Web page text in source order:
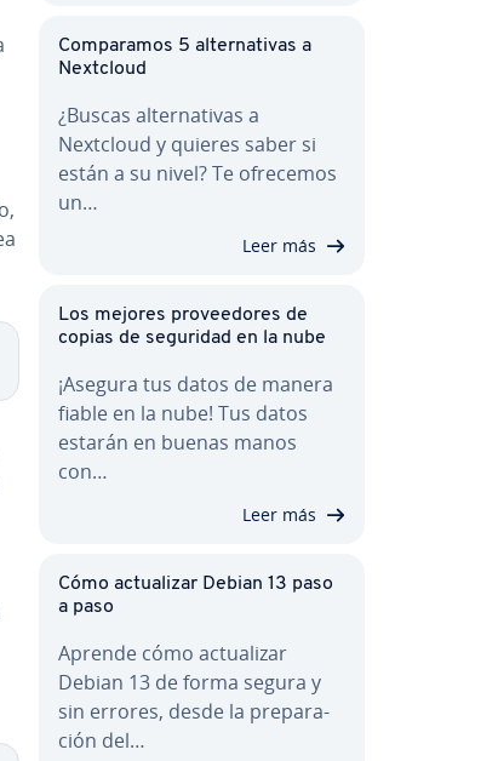
Co­m­pa­ra­mos 5 al­te­r­na­ti­vas a
Nextcloud
¿Buscas al­te­r­na­ti­vas a
Nextcloud y quieres saber si
están a su nivel? Te ofrecemos
un…
Leer más
Los mejores pro­vee­do­res de
copias de seguridad en la nube
¡Asegura tus datos de manera
fiable en la nube! Tus datos
estarán en buenas manos
con…
Leer más
Cómo ac­tua­li­zar Debian 13 paso
a paso
Aprende cómo ac­tua­li­zar
Debian 13 de forma segura y
sin errores, desde la pre­pa­ra­
ción del…